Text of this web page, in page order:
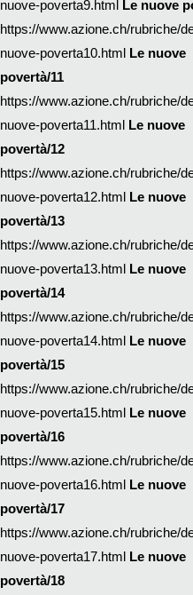
nuove-poverta9.html Le nuove
https://www.azione.ch/rubriche/
nuove-poverta10.html Le nuove
povertà/11
https://www.azione.ch/rubriche/
nuove-poverta11.html Le nuove
povertà/12
https://www.azione.ch/rubriche/
nuove-poverta12.html Le nuove
povertà/13
https://www.azione.ch/rubriche/
nuove-poverta13.html Le nuove
povertà/14
https://www.azione.ch/rubriche/
nuove-poverta14.html Le nuove
povertà/15
https://www.azione.ch/rubriche/
nuove-poverta15.html Le nuove
povertà/16
https://www.azione.ch/rubriche/
nuove-poverta16.html Le nuove
povertà/17
https://www.azione.ch/rubriche/
nuove-poverta17.html Le nuove
povertà/18